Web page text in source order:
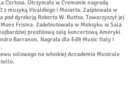
Certosa. Otrzymała w Cremonie nagrodą
z muzyką Vivaldiego i Mozarta. Zaśpiewała w
pod dyrekcją Roberta W. Buttsa. Towarzyszył jej
Frisina. Zadebiutowała w Meksyku w Sala
prestiżową salę koncertową Ameryki
Barranon. Nagrała dla Edit Music Italy i
solowego na włoskiej Accademia Musicale